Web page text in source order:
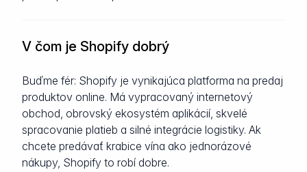
V čom je Shopify dobrý
Buďme fér: Shopify je vynikajúca platforma na predaj
produktov online. Má vypracovaný internetový
obchod, obrovský ekosystém aplikácií, skvelé
spracovanie platieb a silné integrácie logistiky. Ak
chcete predávať krabice vína ako jednorázové
nákupy, Shopify to robí dobre.